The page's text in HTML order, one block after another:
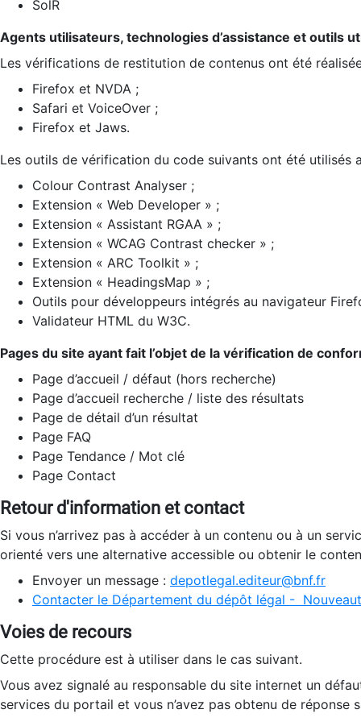
SolR
Agents utilisateurs, technologies d’assistance et outils
Les vérifications de restitution de contenus ont été
Firefox et NVDA ;
Safari et VoiceOver ;
Firefox et Jaws.
Les outils de vérification du code suivants ont été utilisés
Colour Contrast Analyser ;
Extension « Web Developer » ;
Extension « Assistant RGAA » ;
Extension « WCAG Contrast checker » ;
Extension « ARC Toolkit » ;
Extension « HeadingsMap » ;
Outils pour développeurs intégrés au navigateur
Validateur HTML du W3C.
Pages du site ayant fait l’objet de la vérification de
Page d’accueil / défaut (hors recherche)
Page d’accueil recherche / liste des résultats
Page de détail d’un résultat
Page FAQ
Page Tendance / Mot clé
Page Contact
Retour d'information et contact
Si vous n’arrivez pas à accéder à un contenu ou à un
orienté vers une alternative accessible ou obtenir le
Envoyer un message : depotlegal.editeur@bnf.fr
Contacter le Département du dépôt légal -
Voies de recours
Cette procédure est à utiliser dans le cas suivant.
Vous avez signalé au responsable du site internet un
services du portail et vous n’avez pas obtenu de réponse